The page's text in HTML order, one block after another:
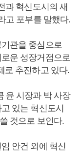
과 혁신도시의 새
고 포부를 말했다.
관을 중심으로
운 성장거점으로
로 추진하고 있다.
윤 시장과 박 사장
있는 혁신도시
것으로 보인다.
안건 외에 혁신